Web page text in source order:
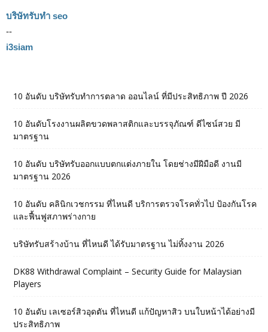
บริษัทรับทำ seo
--
i3siam
10 อันดับ บริษัทรับทำการตลาด ออนไลน์ ที่มีประสิทธิภาพ ปี 2026
10 อันดับโรงงานผลิตขวดพลาสติกและบรรจุภัณฑ์ ดีไซน์สวย มี
มาตรฐาน
10 อันดับ บริษัทรับออกแบบตกแต่งภายใน โดยช่างมีฝีมือดี งานมี
มาตรฐาน 2026
10 อันดับ คลินิกเวชกรรม ที่ไหนดี บริการตรวจโรคทั่วไป ป้องกันโรค
และฟื้นฟูสภาพร่างกาย
บริษัทรับสร้างบ้าน ที่ไหนดี ได้รับมาตรฐาน ไม่ทิ้งงาน 2026
DK88 Withdrawal Complaint – Security Guide for Malaysian
Players
10 อันดับ เลเซอร์สิวอุดตัน ที่ไหนดี แก้ปัญหาสิว บนใบหน้าได้อย่างมี
ประสิทธิภาพ